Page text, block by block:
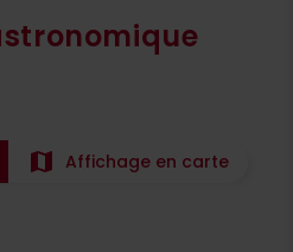
map Affichage en carte